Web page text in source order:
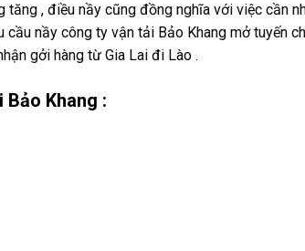
, điều nầy cũng đồng nghĩa với việc cần
nầy công ty vận tải Bảo Khang mở tuyến
gởi hàng từ Gia Lai đi Lào .
Khang :